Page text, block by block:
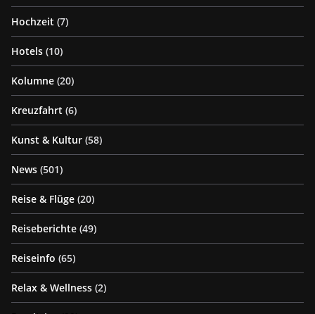
Hochzeit (7)
Hotels (10)
Kolumne (20)
Kreuzfahrt (6)
Kunst & Kultur (58)
News (501)
Reise & Flüge (20)
Reiseberichte (49)
Reiseinfo (65)
Relax & Wellness (2)